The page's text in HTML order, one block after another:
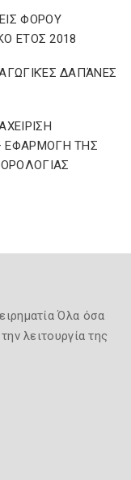
ΦΟΡΟΥ
ΕΤΟΣ 2018
ΔΑΠΆΝΕΣ
ΕΦΑΡΜΟΓΗ ΤΗΣ
Όλα όσα
λειτουργία της